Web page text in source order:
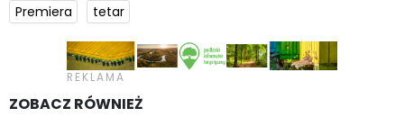
Premiera
tetar
ZOBACZ RÓWNIEŻ